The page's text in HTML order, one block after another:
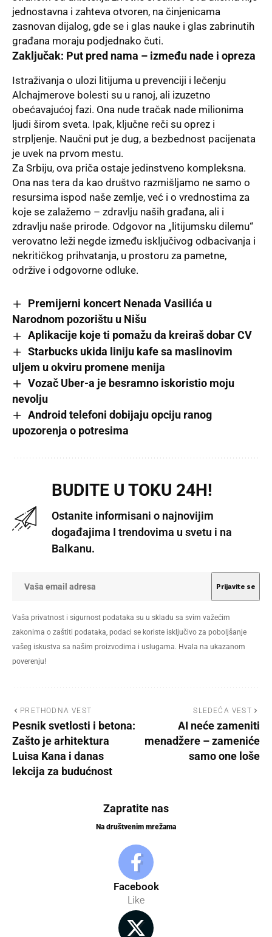
jednostavna i zahteva otvoren, na činjenicama
zasnovan dijalog, gde se i glas nauke i glas zabrinutih
građana moraju podjednako čuti.
Zaključak: Put pred nama – između nade i opreza
Istraživanja o ulozi litijuma u prevenciji i lečenju
Alchajmerove bolesti su u ranoj, ali izuzetno
obećavajućoj fazi. Ona nude tračak nade milionima
ljudi širom sveta. Ipak, ključne reči su oprez i
strpljenje. Naučni put je dug, a bezbednost pacijenata
je uvek na prvom mestu.
Za Srbiju, ova priča ostaje jedinstveno kompleksna.
Ona nas tera da kao društvo razmišljamo ne samo o
resursima ispod naše zemlje, već i o vrednostima za
koje se zalažemo – zdravlju naših građana, ali i
zdravlju naše prirode. Odgovor na „litijumsku dilemu“
verovatno leži negde između isključivog odbacivanja i
nekritičkog prihvatanja, u prostoru za pametne,
održive i odgovorne odluke.
Premijerni koncert Nenada Vasilića u
Narodnom pozorištu u Nišu
Aplikacije koje ti pomažu da kreiraš dobar CV
Starbucks ukida liniju kafe sa maslinovim
uljem u okviru promene menija
Vozač Uber-a je besramno iskoristio moju
nevolju
Android telefoni dobijaju opciju ranog
upozorenja o potresima
BUDITE U TOKU 24H!
Ostanite informisani o najnovijim
događajima I trendovima u svetu i na
Balkanu.
Vaša privatnost i sigurnost podataka su u skladu sa svim važećim
zakonima o zaštiti podataka, podaci se koriste isključivo za poboljšanje
vašeg iskustva sa našim proizvodima i uslugama. Hvala na ukazanom
poverenju!
PRETHODNA VEST
Pesnik svetlosti i betona:
Zašto je arhitektura
Luisa Kana i danas
lekcija za budućnost
SLEDEĆA VEST
AI neće zameniti
menadžere – zameniće
samo one loše
Zapratite nas
Na društvenim mrežama
Facebook
Like